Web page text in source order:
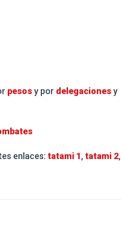
pesosy por delegacionesy
enlaces: tatami 1,tatami 2,